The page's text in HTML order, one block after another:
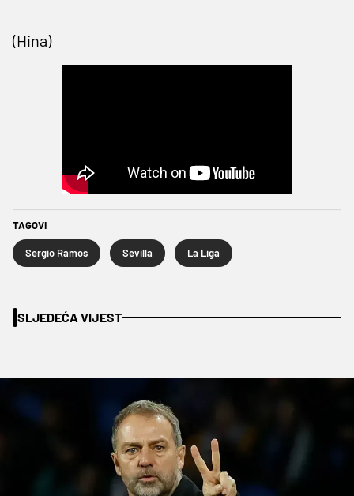
(Hina)
TAGOVI
Sergio Ramos Sevilla La Liga
SLJEDEĆA VIJEST